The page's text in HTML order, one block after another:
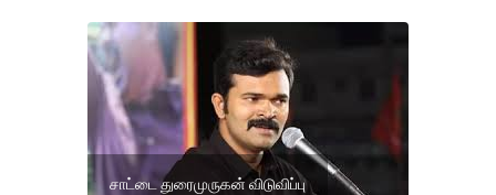
சாட்டை துரைமுருகன் விடுவிப்பு